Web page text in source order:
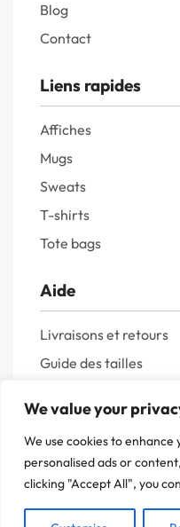
We value your
We use cookies to
personalised ads or
clicking "Accept All", you
Blog
Contact
Liens rapides
Affiches
Mugs
Sweats
T-shirts
Tote bags
Aide
Livraisons et retours
Guide des tailles
Politique de
Mentions légales
On a attendu d'être sûr que le
C'est OK pour vous ?